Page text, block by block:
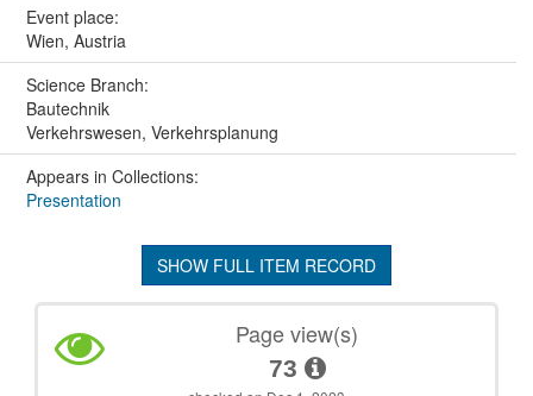
Event place:
Wien, Austria
Science Branch:
Bautechnik
Verkehrswesen, Verkehrsplanung
Appears in Collections:
Presentation
SHOW FULL ITEM RECORD
Page view(s)
73